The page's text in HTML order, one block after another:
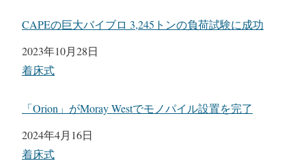
CAPEの巨大バイブロ 3,245トンの負荷試験に成功
日付
2023年10月28日
関連理由
着床式
「Orion」がMoray Westでモノパイル設置を完了
日付
2024年4月16日
関連理由
着床式